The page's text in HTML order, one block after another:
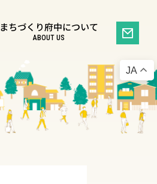
まちづくり府中について
ABOUT US
JA